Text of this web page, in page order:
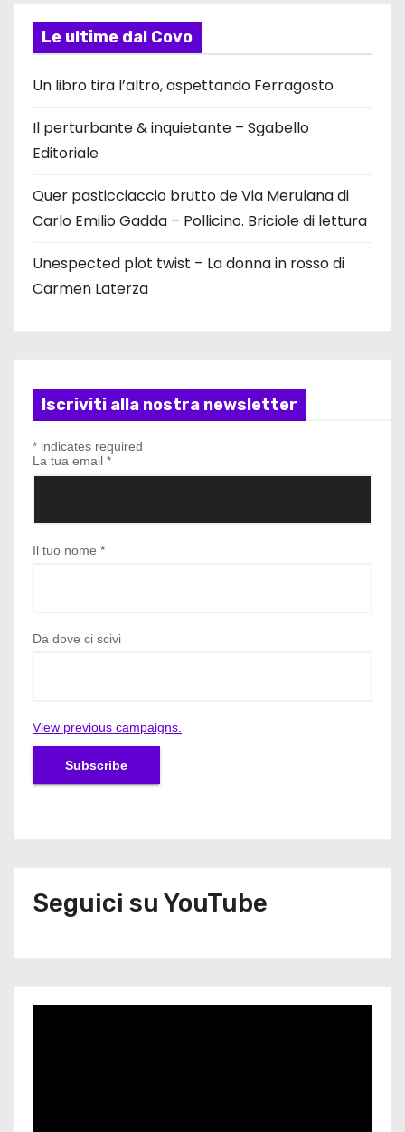
Le ultime dal Covo
Un libro tira l’altro, aspettando Ferragosto
Il perturbante & inquietante – Sgabello
Editoriale
Quer pasticciaccio brutto de Via Merulana di
Carlo Emilio Gadda – Pollicino. Briciole di lettura
Unespected plot twist – La donna in rosso di
Carmen Laterza
Iscriviti alla nostra newsletter
* indicates required
La tua email *
Il tuo nome *
Da dove ci scivi
View previous campaigns.
Seguici su YouTube